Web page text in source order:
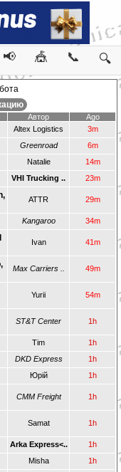
📢 🎪 📞 🔍
Автор Ago
Altex Logistics 3m
Greenroad 6m
Natalie 14m
VHI Trucking .. 23m
ATTR 29m
Kangaroo 34m
Ivan 41m
Max Carriers .. 49m
Yurii 54m
ST&T Center 1h
Tim 1h
DKD Express 1h
Юрiй 1h
CMM Freight 1h
Samat 1h
Arka Express<.. 1h
Misha 1h